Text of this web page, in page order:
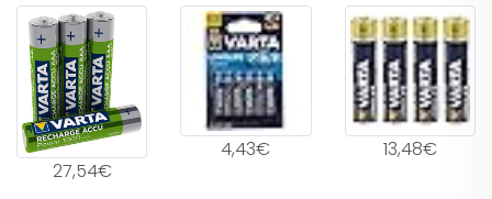
27,54€
4,43€ 13,48€